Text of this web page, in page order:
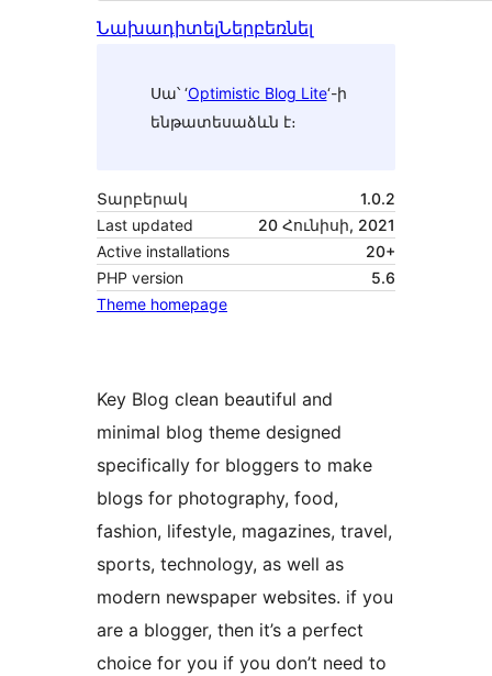
ՆախադիտելՆերբեռնել
Սա՝ ‘Optimistic Blog Lite‘-ի
ենթատեսաձևն է։
Տարբերակ
1.0.2
Last updated
20 Հունիսի, 2021
Active installations
20+
PHP version
5.6
Theme homepage
Key Blog clean beautiful and
minimal blog theme designed
specifically for bloggers to make
blogs for photography, food,
fashion, lifestyle, magazines, travel,
sports, technology, as well as
modern newspaper websites. if you
are a blogger, then it’s a perfect
choice for you if you don’t need to